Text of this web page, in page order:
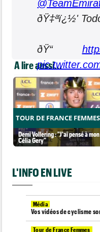
ðŸ‡ªï¿½'
ðŸ“
— Clàssica
València
A lire aussi...
TOUR DE FRANCE FEMMES
Demi Vollering : "J'ai pensé à
Célia Gery"
L'INFO EN LIVE
Média
Vos vidéos de cyclisme
Tour de France Femmes